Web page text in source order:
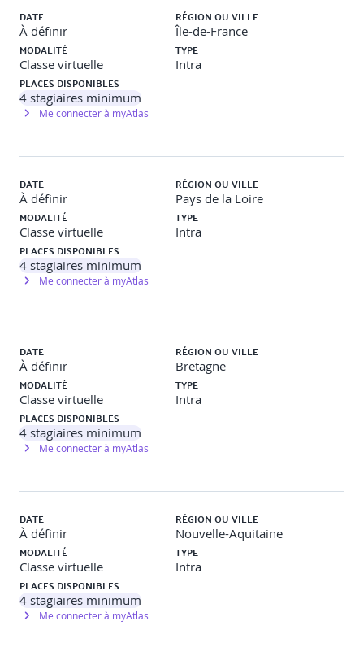
· Automatisation de la résolution des incidents
· Dépannage
Exploitez des réseaux sécurisés et résilients
· Construire un Amazon Virtual Private Cloud sécurisé
(Amazon VPC)
- Surveillance du trafic Amazon VPC avec les journaux de
flux VPC
· Mise en réseau au-delà du VPC
- Utilisation d'Amazon CloudFront pour améliorer les
capacités de distribution
- Sécurisation de vos communications réseau avec AWS
Certificate Manager
· Dépannage
Stockage
· Configurer Amazon Elastic Block Storage (Amazon EBS)
· Dimensionner Amazon EBS volumes pour la
· Utiliser Amazon EBS snapshots
· Utiliser Amazon Data Lifecycle Manager pour gérer les
ressources AWS
· Créer des plans de sauvegarde et de récupération de
DATE
À définir
RÉGION OU VILLE
Île-de-France
MODALITÉ
Classe virtuelle
TYPE
Intra
PLACES DISPONIBLES
4 stagiaires minimum
Me connecter à myAtlas
DATE
À définir
RÉGION OU VILLE
Pays de la Loire
MODALITÉ
Classe virtuelle
TYPE
Intra
PLACES DISPONIBLES
4 stagiaires minimum
Me connecter à myAtlas
DATE
À définir
RÉGION OU VILLE
Bretagne
MODALITÉ
Classe virtuelle
TYPE
Intra
PLACES DISPONIBLES
4 stagiaires minimum
Me connecter à myAtlas
DATE
À définir
RÉGION OU VILLE
Nouvelle-Aquitaine
MODALITÉ
Classe virtuelle
TYPE
Intra
PLACES DISPONIBLES
4 stagiaires minimum
Me connecter à myAtlas